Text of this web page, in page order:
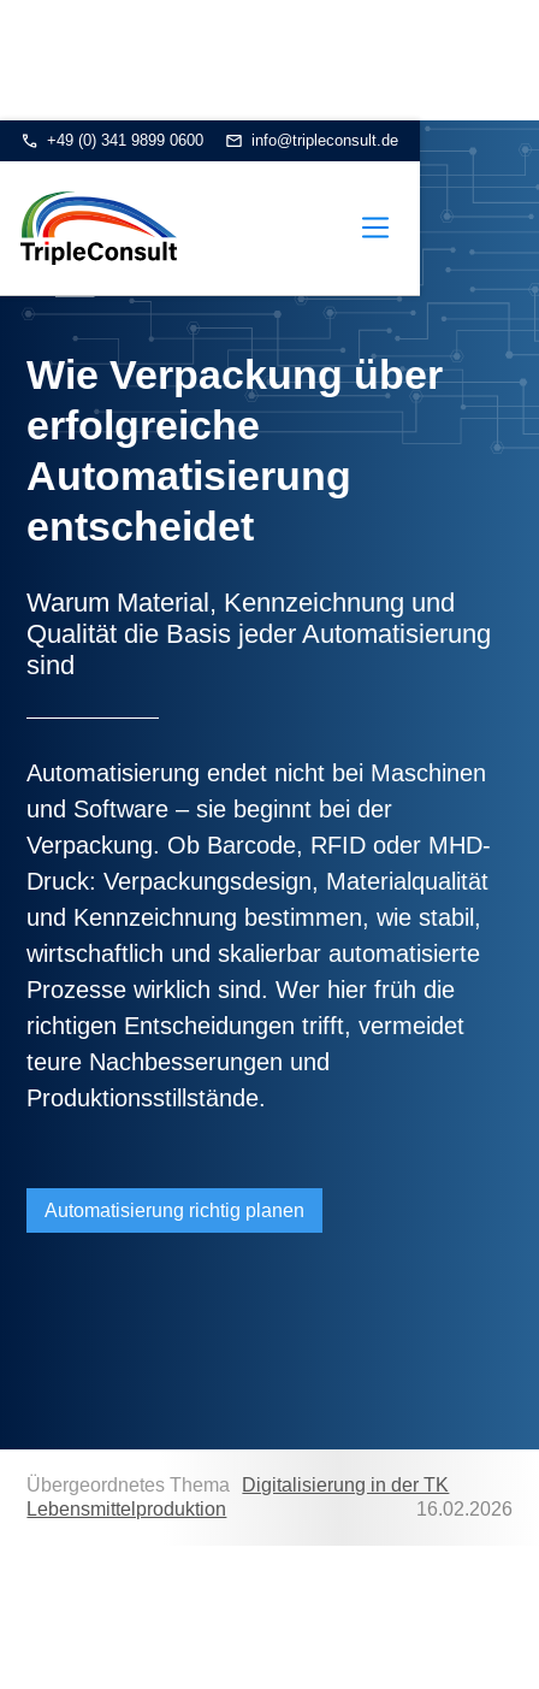
+49 (0) 341 9899 0600 info@tripleconsult.de
Wie Verpackung über
erfolgreiche
Automatisierung
entscheidet
Warum Material, Kennzeichnung und
Qualität die Basis jeder Automatisierung
sind
Automatisierung endet nicht bei Maschinen
und Software – sie beginnt bei der
Verpackung. Ob Barcode, RFID oder MHD-
Druck: Verpackungsdesign, Materialqualität
und Kennzeichnung bestimmen, wie stabil,
wirtschaftlich und skalierbar automatisierte
Prozesse wirklich sind. Wer hier früh die
richtigen Entscheidungen trifft, vermeidet
teure Nachbesserungen und
Produktionsstillstände.
Automatisierung richtig planen
Übergeordnetes Thema
Digitalisierung in der TK
Lebensmittelproduktion
16.02.2026